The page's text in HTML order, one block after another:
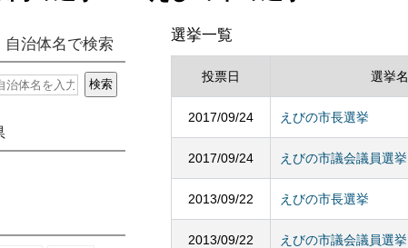
自治体名で検索
選挙一覧
投票日 選挙名
2017/09/24 えびの市長選挙
2017/09/24 えびの市議会議員選挙
2013/09/22 えびの市長選挙
2013/09/22 えびの市議会議員選挙